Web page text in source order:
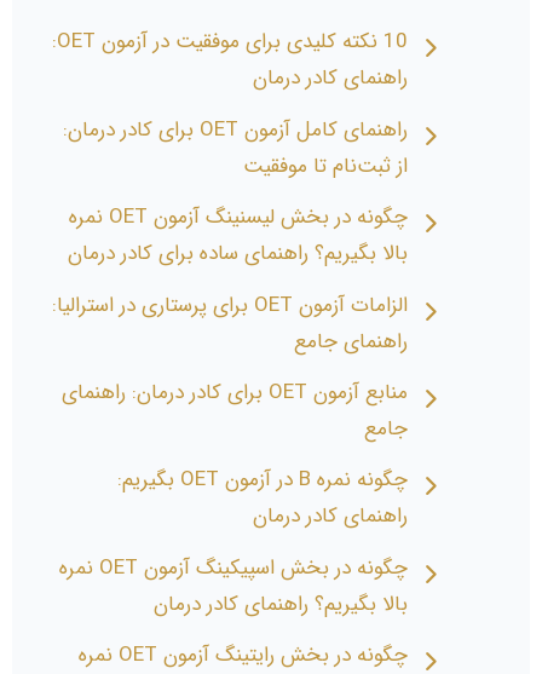
10 نکته کلیدی برای موفقیت در آزمون OET:
راهنمای کادر درمان
راهنمای کامل آزمون OET برای کادر درمان:
از ثبت‌نام تا موفقیت
چگونه در بخش لیسنینگ آزمون OET نمره
بالا بگیریم؟ راهنمای ساده برای کادر درمان
الزامات آزمون OET برای پرستاری در استرالیا:
راهنمای جامع
منابع آزمون OET برای کادر درمان: راهنمای
جامع
چگونه نمره B در آزمون OET بگیریم:
راهنمای کادر درمان
چگونه در بخش اسپیکینگ آزمون OET نمره
بالا بگیریم؟ راهنمای کادر درمان
چگونه در بخش رایتینگ آزمون OET نمره